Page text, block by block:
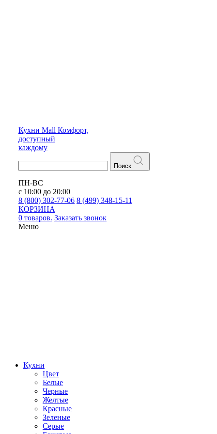
Кухни Mall Комфорт,
доступный
каждому
Поиск
ПН-ВС
с 10:00 до 20:00
8 (800) 302-77-06 8 (499) 348-15-11
КОРЗИНА
0 товаров. Заказать звонок
Меню
Кухни
Цвет
Белые
Черные
Желтые
Красные
Зеленые
Серые